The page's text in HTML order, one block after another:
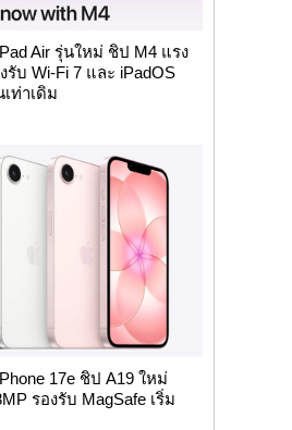
Air รุ่นใหม่ ชิป M4 แรง
รับ Wi-Fi 7 และ iPadOS
ท่าเดิม
17e ชิป A19 ใหม่
รองรับ MagSafe เริ่ม